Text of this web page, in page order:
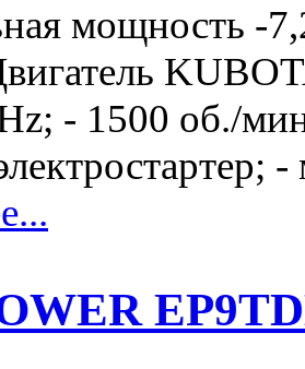
мощность -
- 1500 об./